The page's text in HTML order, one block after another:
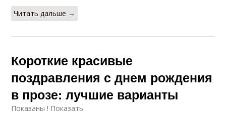
Читать дальше →
Короткие красивые
поздравления с днем рождения
в прозе: лучшие варианты
Показаны ! Показать.